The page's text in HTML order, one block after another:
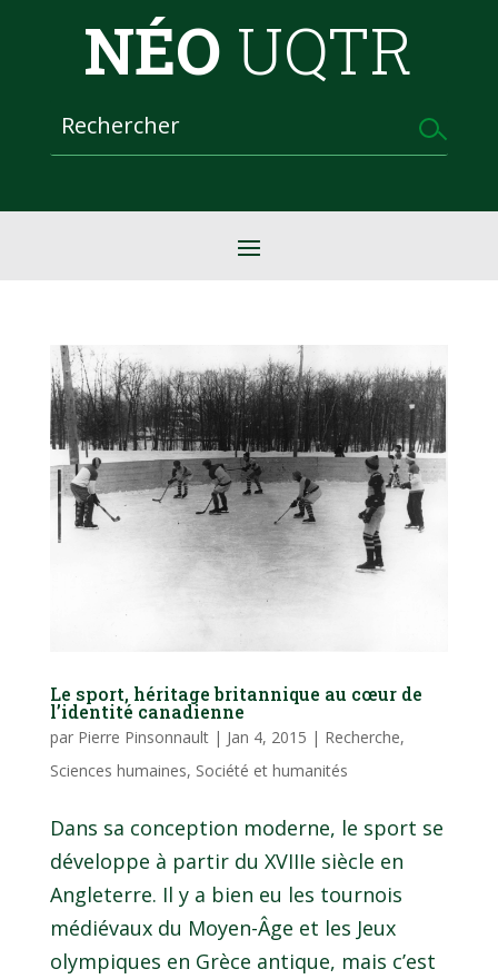
NÉO UQTR
Le sport, héritage britannique au cœur de
l’identité canadienne
par Pierre Pinsonnault| Jan 4, 2015 | Recherche,
Sciences humaines, Société et humanités
Dans sa conception moderne, le sport se
développe à partir du XVIIIe siècle en
Angleterre. Il y a bien eu les tournois
médiévaux du Moyen-Âge et les Jeux
olympiques en Grèce antique, mais c’est